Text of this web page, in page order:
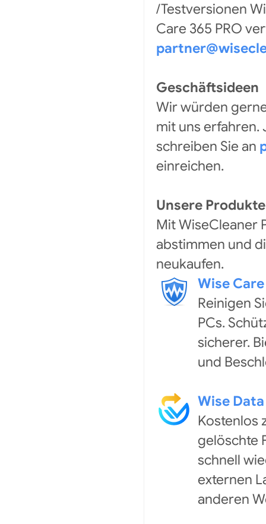
/Testversionen
Care 365 PRO
Geschäftsideen
Wir würden
mit uns erfahren.
schreiben Sie an
einreichen.
Unsere Produkte
Mit WiseCleaner
abstimmen und
neukaufen.
Wise
Reinigen
PCs.
sicherer.
und
Wise
Kostenlos
gelöschte
schnell
externen
anderen